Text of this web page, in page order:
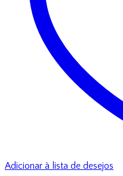
Adicionar à lista de desejos